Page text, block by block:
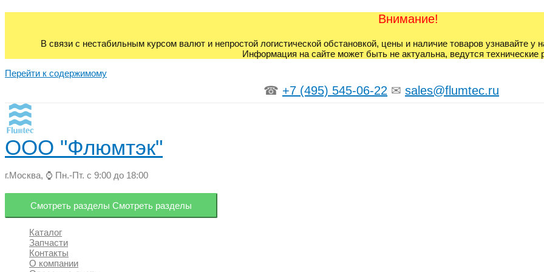
Внимание!
В связи с нестабильным курсом валют и непростой логистической обстановкой, цены и наличие товаров узнавайте
Информация на сайте может быть не актуальна, ведутся технические
Перейти к содержимому
☎ +7 (495) 545-06-22 ✉ sales@flumtec.ru
ООО "Флюмтэк"
г.Москва, ⌚ Пн.-Пт. с 9:00 до 18:00
Смотреть разделы Смотреть разделы
Каталог
Запчасти
Контакты
О компании